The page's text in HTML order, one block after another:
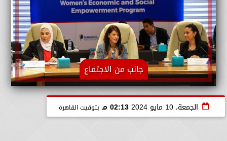
جانب من الاجتماع
الجمعة، 10 مايو 2024 02:13 مـ بتوقيت القاهرة